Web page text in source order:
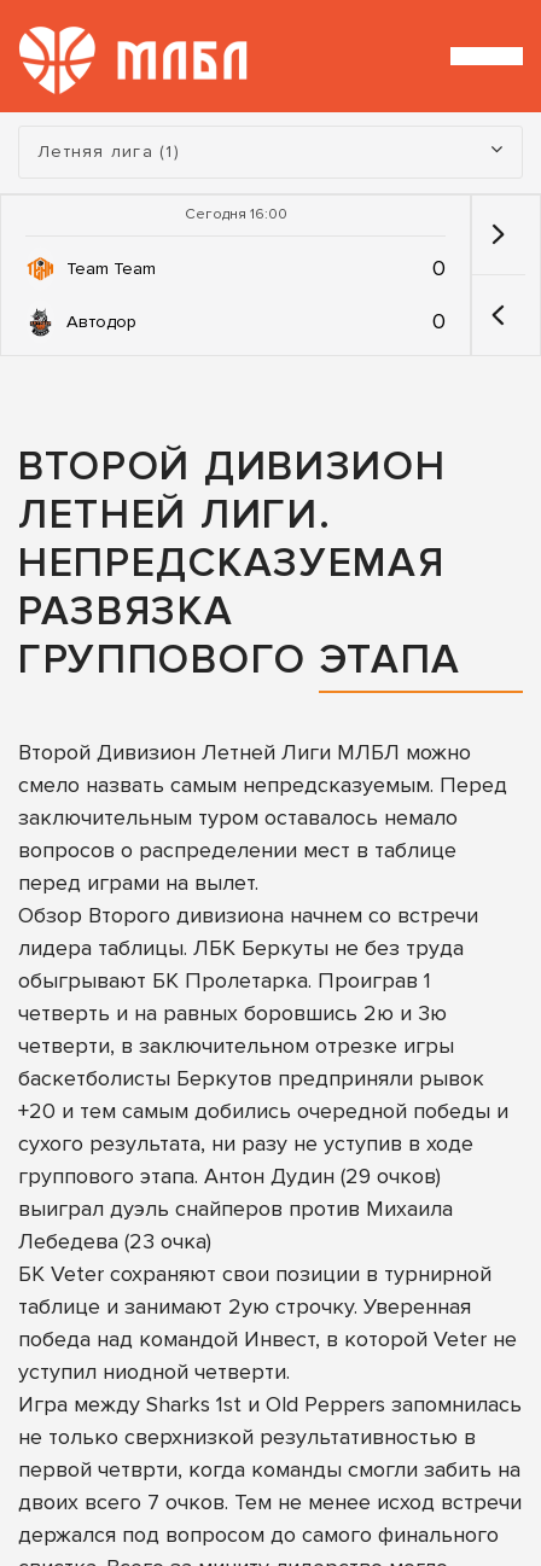
Турнир:
Летняя лига (1)
Сегодня 16:00
Team Team 0
Автодор 0
ВТОРОЙ ДИВИЗИОН
ЛЕТНЕЙ ЛИГИ.
НЕПРЕДСКАЗУЕМАЯ
РАЗВЯЗКА
ГРУППОВОГО ЭТАПА
Второй Дивизион Летней Лиги МЛБЛ можно
смело назвать самым непредсказуемым. Перед
заключительным туром оставалось немало
вопросов о распределении мест в таблице
перед играми на вылет.
Обзор Второго дивизиона начнем со встречи
лидера таблицы. ЛБК Беркуты не без труда
обыгрывают БК Пролетарка. Проиграв 1
четверть и на равных боровшись 2ю и 3ю
четверти, в заключительном отрезке игры
баскетболисты Беркутов предприняли рывок
+20 и тем самым добились очередной победы и
сухого результата, ни разу не уступив в ходе
группового этапа. Антон Дудин (29 очков)
выиграл дуэль снайперов против Михаила
Лебедева (23 очка)
БК Veter сохраняют свои позиции в турнирной
таблице и занимают 2ую строчку. Уверенная
победа над командой Инвест, в которой Veter не
уступил ниодной четверти.
Игра между Sharks 1st и Old Peppers запомнилась
не только сверхнизкой результативностью в
первой четврти, когда команды смогли забить на
двоих всего 7 очков. Тем не менее исход встречи
держался под вопросом до самого финального